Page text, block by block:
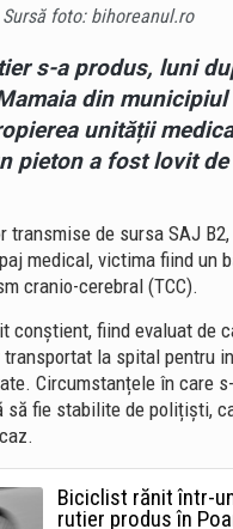
Sursă foto: bihoreanul.ro
s-a produs, luni
din municipiul
unității
pieton a fost lovit
transmise de sursa SAJ
medical, victima fiind un
cranio-cerebral (TCC).
conștient, fiind evaluat de
la spital pentru
Circumstanțele în care
să fie stabilite de polițiști,